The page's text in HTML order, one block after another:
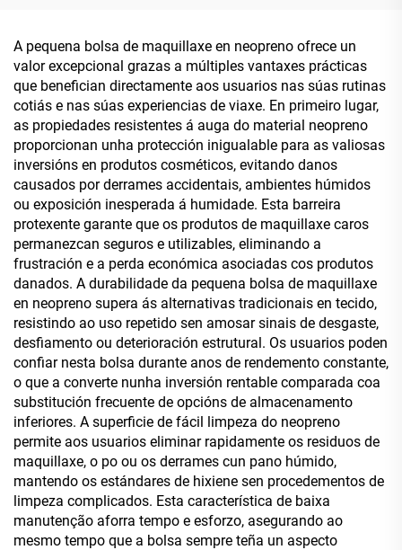
para nadar, con
cremalleira.
portátil en neopreno en
branco para sublimación
en grosa, fundas para
portátil en neopreno para
ordenador portátil
A pequena bolsa de maquillaxe en neopreno ofrece un
valor excepcional grazas a múltiples vantaxes prácticas
que benefician directamente aos usuarios nas súas rutinas
cotiás e nas súas experiencias de viaxe. En primeiro lugar,
as propiedades resistentes á auga do material neopreno
proporcionan unha protección inigualable para as valiosas
inversións en produtos cosméticos, evitando danos
causados por derrames accidentais, ambientes húmidos
ou exposición inesperada á humidade. Esta barreira
protexente garante que os produtos de maquillaxe caros
permanezcan seguros e utilizables, eliminando a
frustración e a perda económica asociadas cos produtos
danados. A durabilidade da pequena bolsa de maquillaxe
en neopreno supera ás alternativas tradicionais en tecido,
resistindo ao uso repetido sen amosar sinais de desgaste,
desfiamento ou deterioración estrutural. Os usuarios poden
confiar nesta bolsa durante anos de rendemento constante,
o que a converte nunha inversión rentable comparada coa
substitución frecuente de opcións de almacenamento
inferiores. A superficie de fácil limpeza do neopreno
permite aos usuarios eliminar rapidamente os residuos de
maquillaxe, o po ou os derrames cun pano húmido,
mantendo os estándares de hixiene sen procedementos de
limpeza complicados. Esta característica de baixa
manutenção aforra tempo e esforzo, asegurando ao
mesmo tempo que a bolsa sempre teña un aspecto